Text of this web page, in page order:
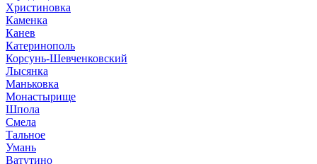
Христиновка
Каменка
Канев
Катеринополь
Корсунь-Шевченковский
Лысянка
Маньковка
Монастырище
Шпола
Смела
Тальное
Умань
Ватутино